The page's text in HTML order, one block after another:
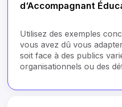
d’Accompagnant
Utilisez des exemples
vous avez dû vous
soit face à des publics
organisationnels ou des